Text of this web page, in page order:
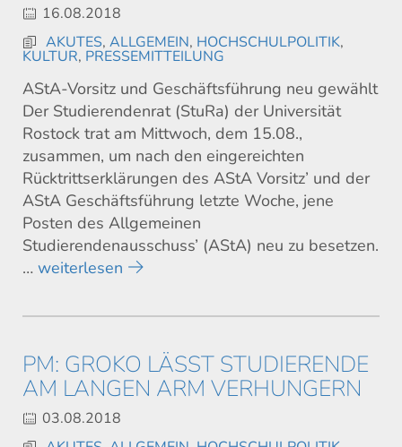
16.08.2018
AKUTES, ALLGEMEIN, HOCHSCHULPOLITIK,
KULTUR, PRESSEMITTEILUNG
AStA-Vorsitz und Geschäftsführung neu gewählt
Der Studierendenrat (StuRa) der Universität
Rostock trat am Mittwoch, dem 15.08.,
zusammen, um nach den eingereichten
Rücktrittserklärungen des AStA Vorsitz’ und der
AStA Geschäftsführung letzte Woche, jene
Posten des Allgemeinen
Studierendenausschuss’ (AStA) neu zu besetzen.
… weiterlesen
PM: GROKO LÄSST STUDIERENDE
AM LANGEN ARM VERHUNGERN
03.08.2018